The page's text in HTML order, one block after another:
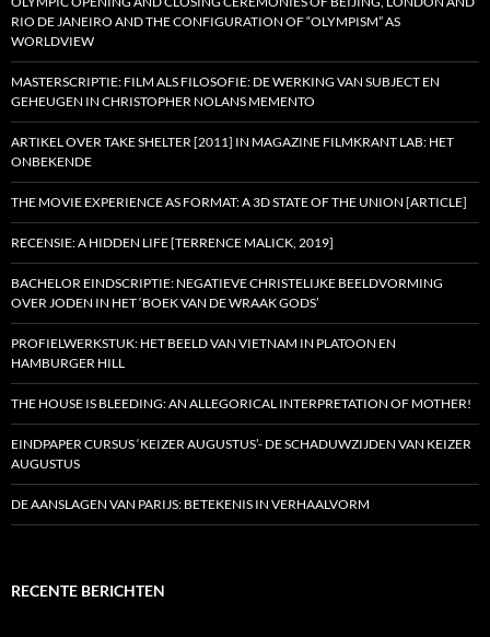
RIO DE JANEIRO AND THE CONFIGURATION OF “OLYMPISM” AS
WORLDVIEW
MASTERSCRIPTIE: FILM ALS FILOSOFIE: DE WERKING VAN SUBJECT EN
GEHEUGEN IN CHRISTOPHER NOLANS MEMENTO
ARTIKEL OVER TAKE SHELTER [2011] IN MAGAZINE FILMKRANT LAB: HET
ONBEKENDE
THE MOVIE EXPERIENCE AS FORMAT: A 3D STATE OF THE UNION [ARTICLE]
RECENSIE: A HIDDEN LIFE [TERRENCE MALICK, 2019]
BACHELOR EINDSCRIPTIE: NEGATIEVE CHRISTELIJKE BEELDVORMING
OVER JODEN IN HET ‘BOEK VAN DE WRAAK GODS’
PROFIELWERKSTUK: HET BEELD VAN VIETNAM IN PLATOON EN
HAMBURGER HILL
THE HOUSE IS BLEEDING: AN ALLEGORICAL INTERPRETATION OF MOTHER!
EINDPAPER CURSUS ‘KEIZER AUGUSTUS’- DE SCHADUWZIJDEN VAN KEIZER
AUGUSTUS
DE AANSLAGEN VAN PARIJS: BETEKENIS IN VERHAALVORM
RECENTE BERICHTEN